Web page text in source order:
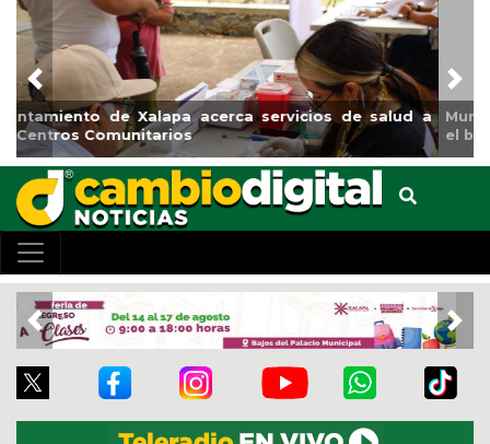
Municipio arrancará primera etapa de rehabilitación en
el boulevard 5 de febrero
Previous
Previous